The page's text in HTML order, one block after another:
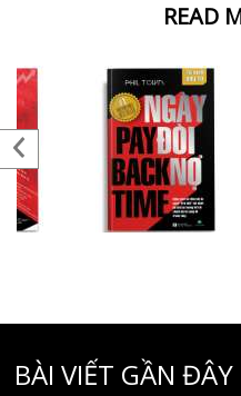
READ
BÀI VIẾT GẦN ĐÂY